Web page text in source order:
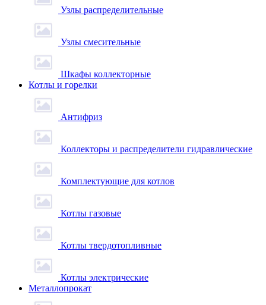
Узлы распределительные
Узлы смесительные
Шкафы коллекторные
Котлы и горелки
Антифриз
Коллекторы и распределители гидравлические
Комплектующие для котлов
Котлы газовые
Котлы твердотопливные
Котлы электрические
Металлопрокат